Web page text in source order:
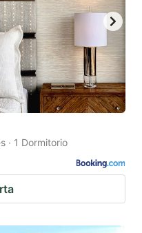
· 1 Dormitorio